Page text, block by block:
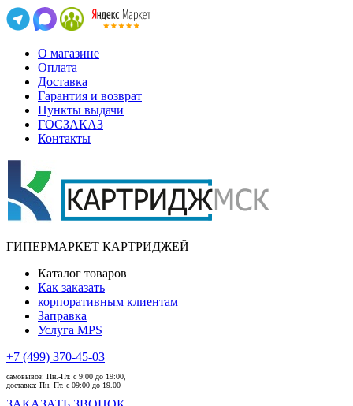
О магазине
Оплата
Доставка
Гарантия и возврат
Пункты выдачи
ГОСЗАКАЗ
Контакты
ГИПЕРМАРКЕТ КАРТРИДЖЕЙ
Каталог товаров
Как заказать
корпоративным клиентам
Заправка
Услуга MPS
+7 (499) 370-45-03
самовывоз: Пн.-Пт. с 9:00 до 19:00,
доставка: Пн.-Пт. с 09:00 до 19.00